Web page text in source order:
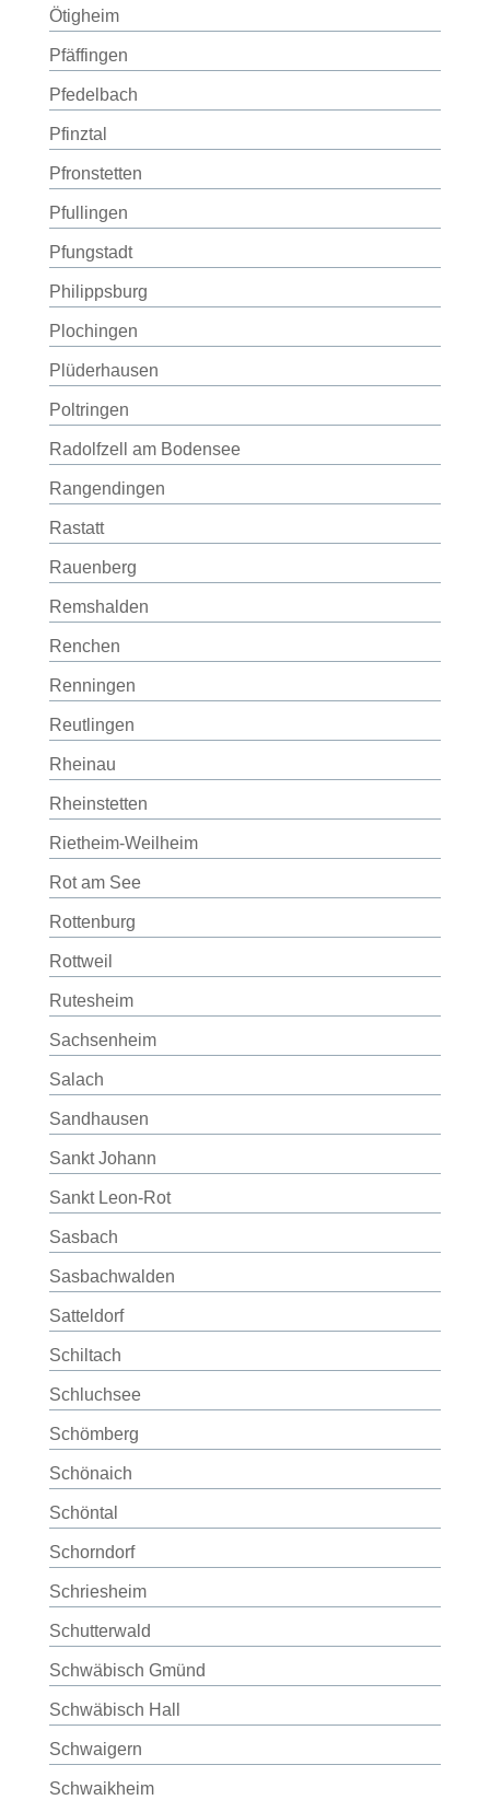
Ötigheim
Pfäffingen
Pfedelbach
Pfinztal
Pfronstetten
Pfullingen
Pfungstadt
Philippsburg
Plochingen
Plüderhausen
Poltringen
Radolfzell am Bodensee
Rangendingen
Rastatt
Rauenberg
Remshalden
Renchen
Renningen
Reutlingen
Rheinau
Rheinstetten
Rietheim-Weilheim
Rot am See
Rottenburg
Rottweil
Rutesheim
Sachsenheim
Salach
Sandhausen
Sankt Johann
Sankt Leon-Rot
Sasbach
Sasbachwalden
Satteldorf
Schiltach
Schluchsee
Schömberg
Schönaich
Schöntal
Schorndorf
Schriesheim
Schutterwald
Schwäbisch Gmünd
Schwäbisch Hall
Schwaigern
Schwaikheim